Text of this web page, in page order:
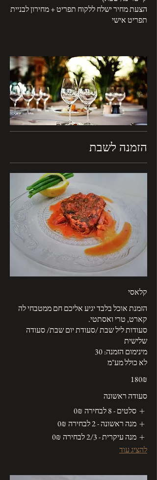
הצעת מחיר ישלח ללקוח תפריט + מחירון לבניית
הזמנה לשבת
קלאסי
הזמנת אוכל בלבד יגיע אליכם חם ממטבחי לה
סעודות ליל שבת /סעודת יום שבת/ סעודה
לא כולל מע"מ
‏180 ‏₪
סעודה ראשונה
סלטים - 8 לבחירה
‏0 ‏₪
מנה ראשונה - 2 לבחירה
‏0 ‏₪
מנה עיקרית - 2/3 לבחירה
‏0 ‏₪
להציג עוד